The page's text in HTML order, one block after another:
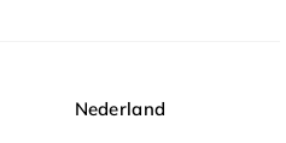
Nederland